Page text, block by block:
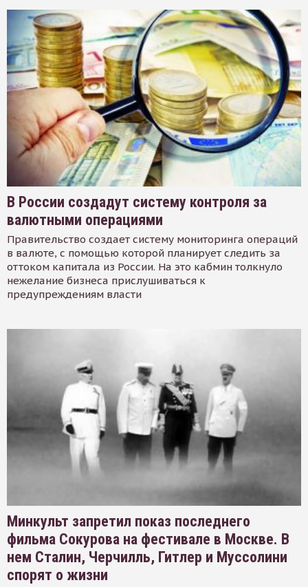
В России создадут систему контроля за
валютными операциями
Правительство создает систему мониторинга операций
в валюте, с помощью которой планирует следить за
оттоком капитала из России. На это кабмин толкнуло
нежелание бизнеса прислушиваться к
предупреждениям власти
Минкульт запретил показ последнего
фильма Сокурова на фестивале в Москве. В
нем Сталин, Черчилль, Гитлер и Муссолини
спорят о жизни